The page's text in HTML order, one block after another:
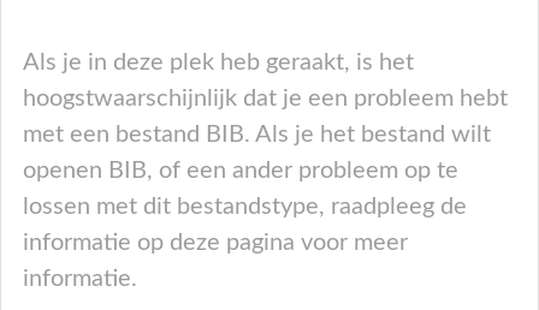
Als je in deze plek heb geraakt, is het
hoogstwaarschijnlijk dat je een probleem hebt
met een bestand BIB. Als je het bestand wilt
openen BIB, of een ander probleem op te
lossen met dit bestandstype, raadpleeg de
informatie op deze pagina voor meer
informatie.